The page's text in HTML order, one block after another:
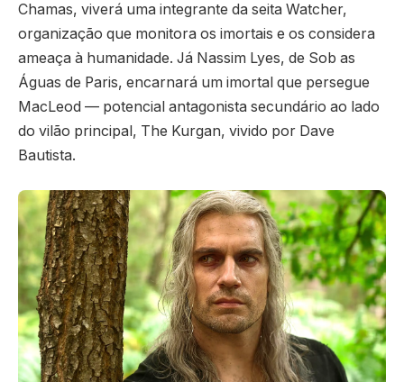
Chamas, viverá uma integrante da seita Watcher,
organização que monitora os imortais e os considera
ameaça à humanidade. Já Nassim Lyes, de Sob as
Águas de Paris, encarnará um imortal que persegue
MacLeod — potencial antagonista secundário ao lado
do vilão principal, The Kurgan, vivido por Dave
Bautista.